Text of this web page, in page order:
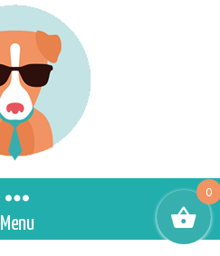
Menu
0